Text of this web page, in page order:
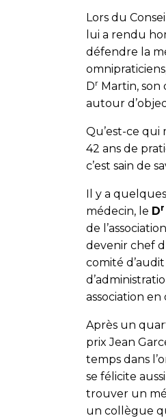
Lors du
lui a rendu
défendre la
Dr Martin, son
autour
Qu’est-ce qui
42 ans de
c’est sain de
Il y a
médecin, le Dr
de
devenir chef
comité
association en
Après un
prix Jean
temps dans
se félicite
trouver un
un collègue